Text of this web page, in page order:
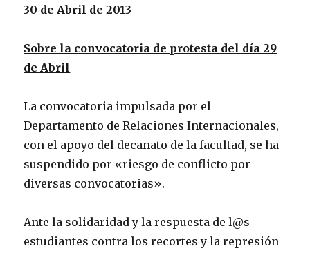
30 de Abril de 2013
Sobre la convocatoria de protesta del día 29
de Abril
La convocatoria impulsada por el
Departamento de Relaciones Internacionales,
con el apoyo del decanato de la facultad, se ha
suspendido por «riesgo de conflicto por
diversas convocatorias».
Ante la solidaridad y la respuesta de l@s
estudiantes contra los recortes y la represión